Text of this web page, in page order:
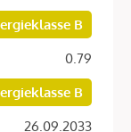
sich im
Lage
Wohnkonzept,
B
0.79
B
26.09.2033